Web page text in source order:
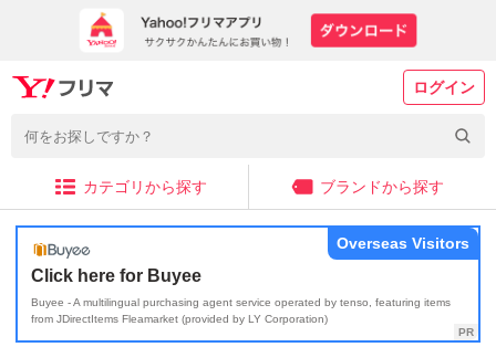
ログイン
カテゴリから探す ブランドから探す
Click here for Buyee
Buyee - A multilingual purchasing agent service operated by tenso, featuring items
from JDirectItems Fleamarket (provided by LY Corporation)
Overseas Visitors